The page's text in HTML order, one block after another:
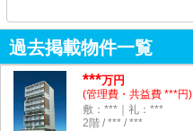
過去掲載物件一覧
***万円
(管理費・共益費 ***円)
敷：***｜礼：***
2階 / *** / ***